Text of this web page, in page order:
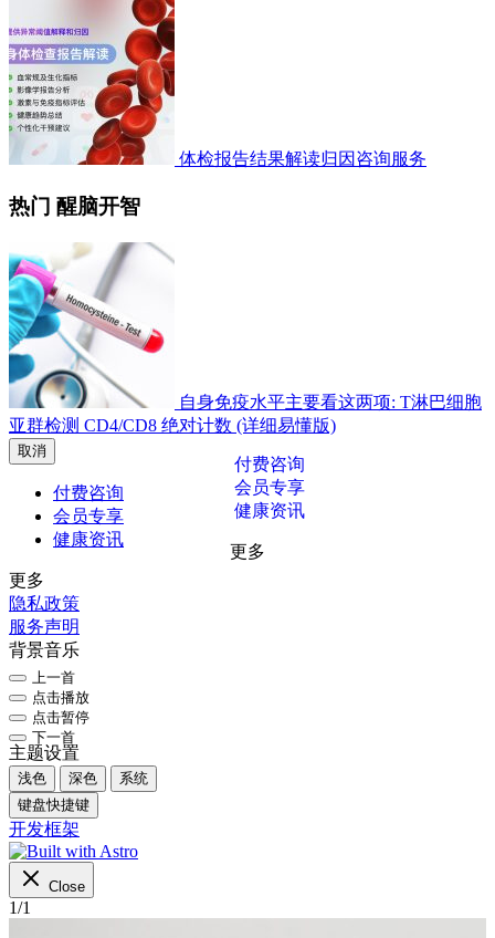
体检报告结果解读归因咨询服务
热门 醒脑开智
自身免疫水平主要看这两项: T淋巴细胞
亚群检测 CD4/CD8 绝对计数 (详细易懂版)
取消
付费咨询
付费咨询
会员专享
会员专享
健康资讯
健康资讯
更多
更多
隐私政策
服务声明
背景音乐
上一首
点击播放
点击暂停
下一首
主题设置
浅色 深色
系统
键盘快捷键
开发框架
Close
1/1